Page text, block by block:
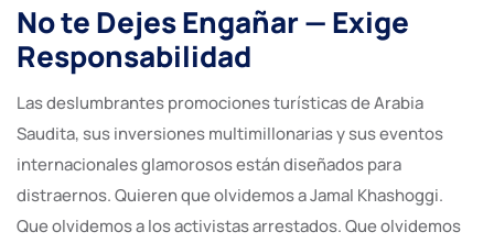
No te Dejes Engañar — Exige
Responsabilidad
Las deslumbrantes promociones turísticas de Arabia
Saudita, sus inversiones multimillonarias y sus eventos
internacionales glamorosos están diseñados para
distraernos. Quieren que olvidemos a Jamal Khashoggi.
Que olvidemos a los activistas arrestados. Que olvidemos